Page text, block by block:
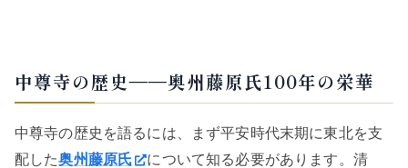
中尊寺の歴史——奥州藤原氏100年の栄華
中尊寺の歴史を語るには、まず平安時代末期に東北を支
配した奥州藤原氏
について知る必要があります。清